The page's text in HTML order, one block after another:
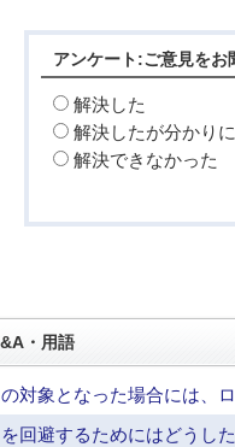
アンケート:ご意見をお
解決した
解決したが分かり
解決できなかった
・用語
対象となった場合には、
回避するためにはどうし